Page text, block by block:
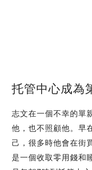
托管中心成為
志文在一個不幸的單
他，也不照顧他。早
己，很多時他會在街
是一個收取零用錢和